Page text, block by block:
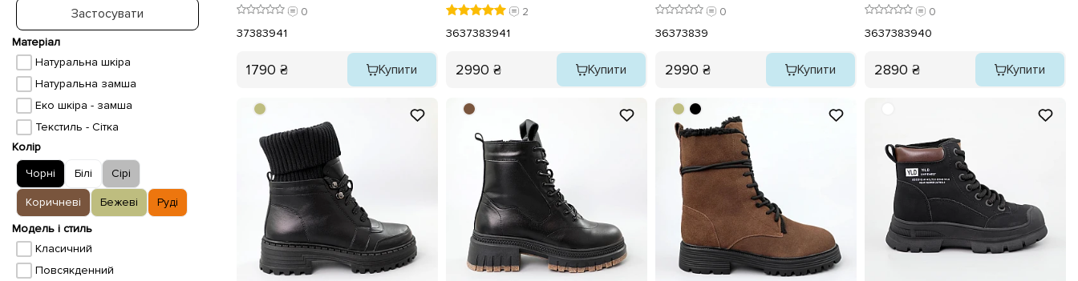
Застосувати
Матеріал
Натуральна шкіра
Натуральна замша
Еко шкіра - замша
Текстиль - Сітка
Колір
Чорні
Білі Сірі
Коричневі Бежеві
Руді
Модель і стиль
Класичний
Повсякденний
0
37383941
1790 ₴ Купити
2
3637383941
2990 ₴ Купити
0
36373839
2990 ₴ Купити
0
3637383940
2890 ₴ Купити